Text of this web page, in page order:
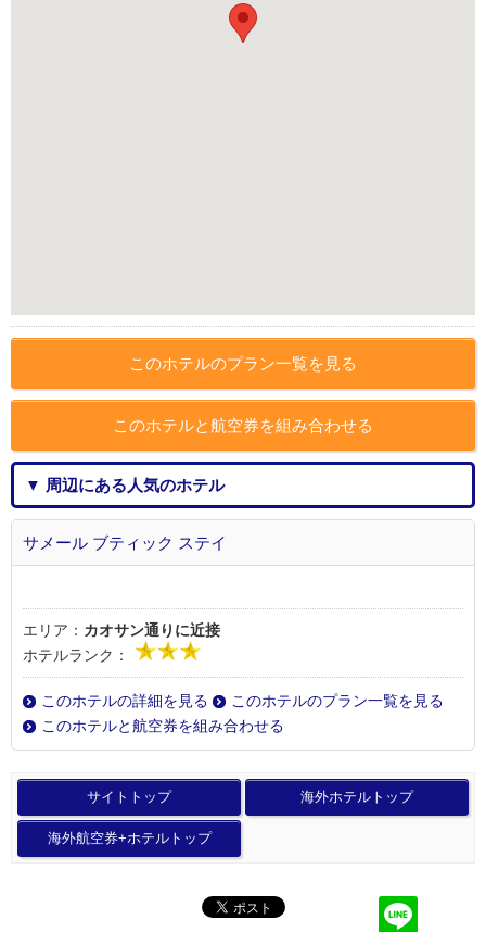
このホテルのプラン一覧を見る
このホテルと航空券を組み合わせる
▼ 周辺にある人気のホテル
サメール ブティック ステイ
エリア： カオサン通りに近接
ホテルランク：
このホテルの詳細を見る
このホテルのプラン一覧を見る
このホテルと航空券を組み合わせる
サイトトップ 海外ホテルトップ
海外航空券+ホテルトップ